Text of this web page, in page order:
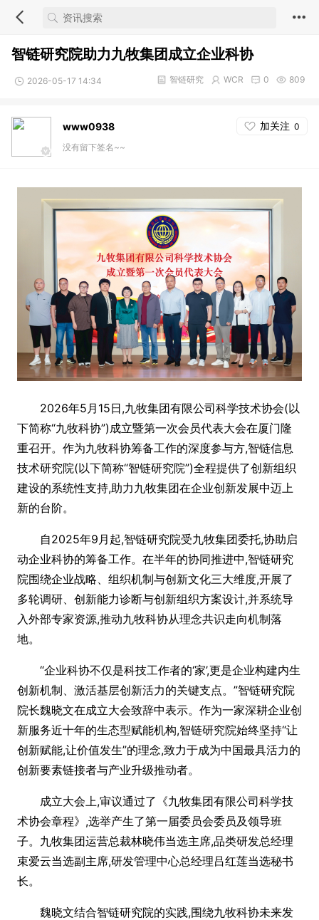
智链研究院助力九牧集团成立企业科协
2026-05-17 14:34 809
0
WCR
智链研究
www0938 加关注 0
没有留下签名~~
2026年5月15日,九牧集团有限公司科学技术协会(以
下简称“九牧科协”)成立暨第一次会员代表大会在厦门隆
重召开。作为九牧科协筹备工作的深度参与方,智链信息
技术研究院(以下简称“智链研究院”)全程提供了创新组织
建设的系统性支持,助力九牧集团在企业创新发展中迈上
新的台阶。
自2025年9月起,智链研究院受九牧集团委托,协助启
动企业科协的筹备工作。在半年的协同推进中,智链研究
院围绕企业战略、组织机制与创新文化三大维度,开展了
多轮调研、创新能力诊断与创新组织方案设计,并系统导
入外部专家资源,推动九牧科协从理念共识走向机制落
地。
“企业科协不仅是科技工作者的‘家’,更是企业构建内生
创新机制、激活基层创新活力的关键支点。”智链研究院
院长魏晓文在成立大会致辞中表示。作为一家深耕企业创
新服务近十年的生态型赋能机构,智链研究院始终坚持“让
创新赋能,让价值发生”的理念,致力于成为中国最具活力的
创新要素链接者与产业升级推动者。
成立大会上,审议通过了《九牧集团有限公司科学技
术协会章程》,选举产生了第一届委员会委员及领导班
子。九牧集团运营总裁林晓伟当选主席,品类研发总经理
束爱云当选副主席,研发管理中心总经理吕红莲当选秘书
长。
魏晓文结合智链研究院的实践,围绕九牧科协未来发